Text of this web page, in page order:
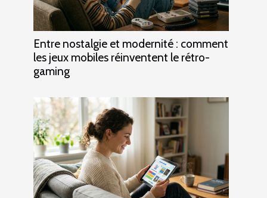
Entre nostalgie et modernité : comment
les jeux mobiles réinventent le rétro-
gaming